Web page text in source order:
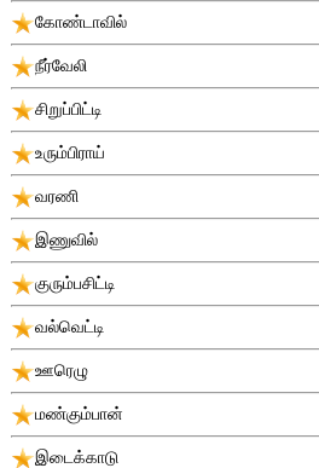
கோண்டாவில்
நீர்வேலி
சிறுப்பிட்டி
உரும்பிராய்
வரணி
இணுவில்
குரும்பசிட்டி
வல்வெட்டி
ஊரெழு
மண்கும்பான்
இடைக்காடு